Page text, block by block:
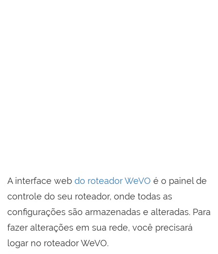
A interface web do roteador WeVO é o painel de
controle do seu roteador, onde todas as
configurações são armazenadas e alteradas. Para
fazer alterações em sua rede, você precisará
logar no roteador WeVO.